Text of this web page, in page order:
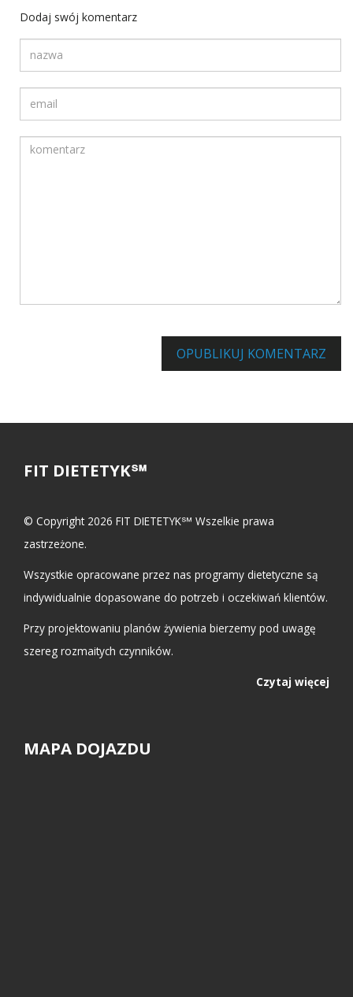
Dodaj swój komentarz
Twój adres email
Komentarz
OPUBLIKUJ KOMENTARZ
FIT DIETETYK℠
© Copyright 2026 FIT DIETETYK℠ Wszelkie prawa
zastrzeżone.
Wszystkie opracowane przez nas programy dietetyczne są
indywidualnie dopasowane do potrzeb i oczekiwań klientów.
Przy projektowaniu planów żywienia bierzemy pod uwagę
szereg rozmaitych czynników.
Czytaj więcej
MAPA DOJAZDU